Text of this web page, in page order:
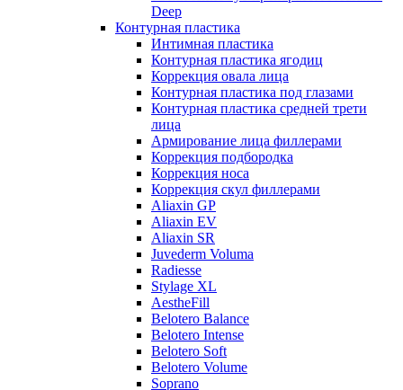
Deep
Контурная пластика
Интимная пластика
Контурная пластика ягодиц
Коррекция овала лица
Контурная пластика под глазами
Контурная пластика средней трети
лица
Армирование лица филлерами
Коррекция подбородка
Коррекция носа
Коррекция скул филлерами
Aliaxin GP
Aliaxin EV
Aliaxin SR
Juvederm Voluma
Radiesse
Stylage XL
AestheFill
Belotero Balance
Belotero Intense
Belotero Soft
Belotero Volume
Soprano